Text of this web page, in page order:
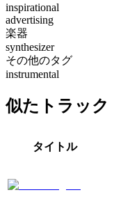
inspirational
advertising
楽器
synthesizer
その他のタグ
instrumental
似たトラック
タイトル